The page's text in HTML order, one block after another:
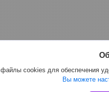
cookies для обеспечения
Вы можете